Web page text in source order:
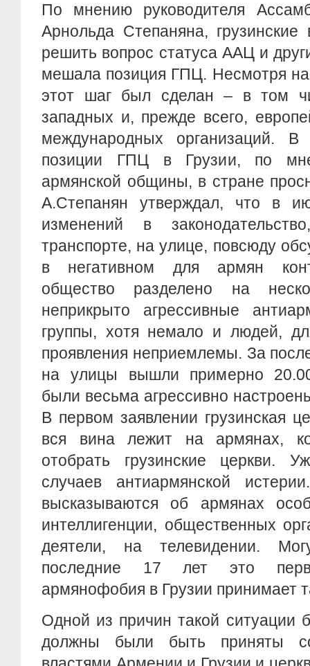
По мнению руководителя
Арнольда Степаняна, грузинские
решить вопрос статуса ААЦ и
мешала позиция ГПЦ. Несмотря на
этот шаг был сделан – в том
западных и, прежде всего,
международных организаций. В
позиции ГПЦ в Грузии, по
армянской общины, в стране
А.Степанян утверждал, что в
изменений в
транспорте, на улице, повсюду
в негативном для армян
общество разделено на
неприкрыто агрессивные
группы, хотя немало и людей,
проявления неприемлемы. За
на улицы вышли примерно
были весьма агрессивно
В первом заявлении грузинская
вся вина лежит на армянах,
отобрать грузинские церкви.
случаев антиармянской
высказываются об армянах
интеллигенции, общественных
деятели, на телевидении.
последние 17 лет это
армянофобия в Грузии принимает
Одной из причин такой ситуации
должны были быть приняты